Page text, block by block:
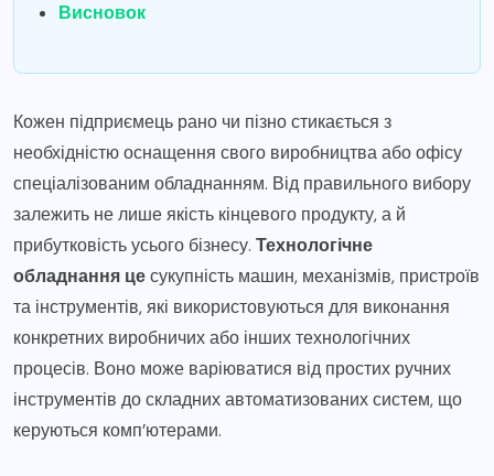
Висновок
Кожен підприємець рано чи пізно стикається з
необхідністю оснащення свого виробництва або офісу
спеціалізованим обладнанням. Від правильного вибору
залежить не лише якість кінцевого продукту, а й
прибутковість усього бізнесу. Технологічне
обладнання цесукупність машин, механізмів, пристроїв
та інструментів, які використовуються для виконання
конкретних виробничих або інших технологічних
процесів. Воно може варіюватися від простих ручних
інструментів до складних автоматизованих систем, що
керуються комп’ютерами.